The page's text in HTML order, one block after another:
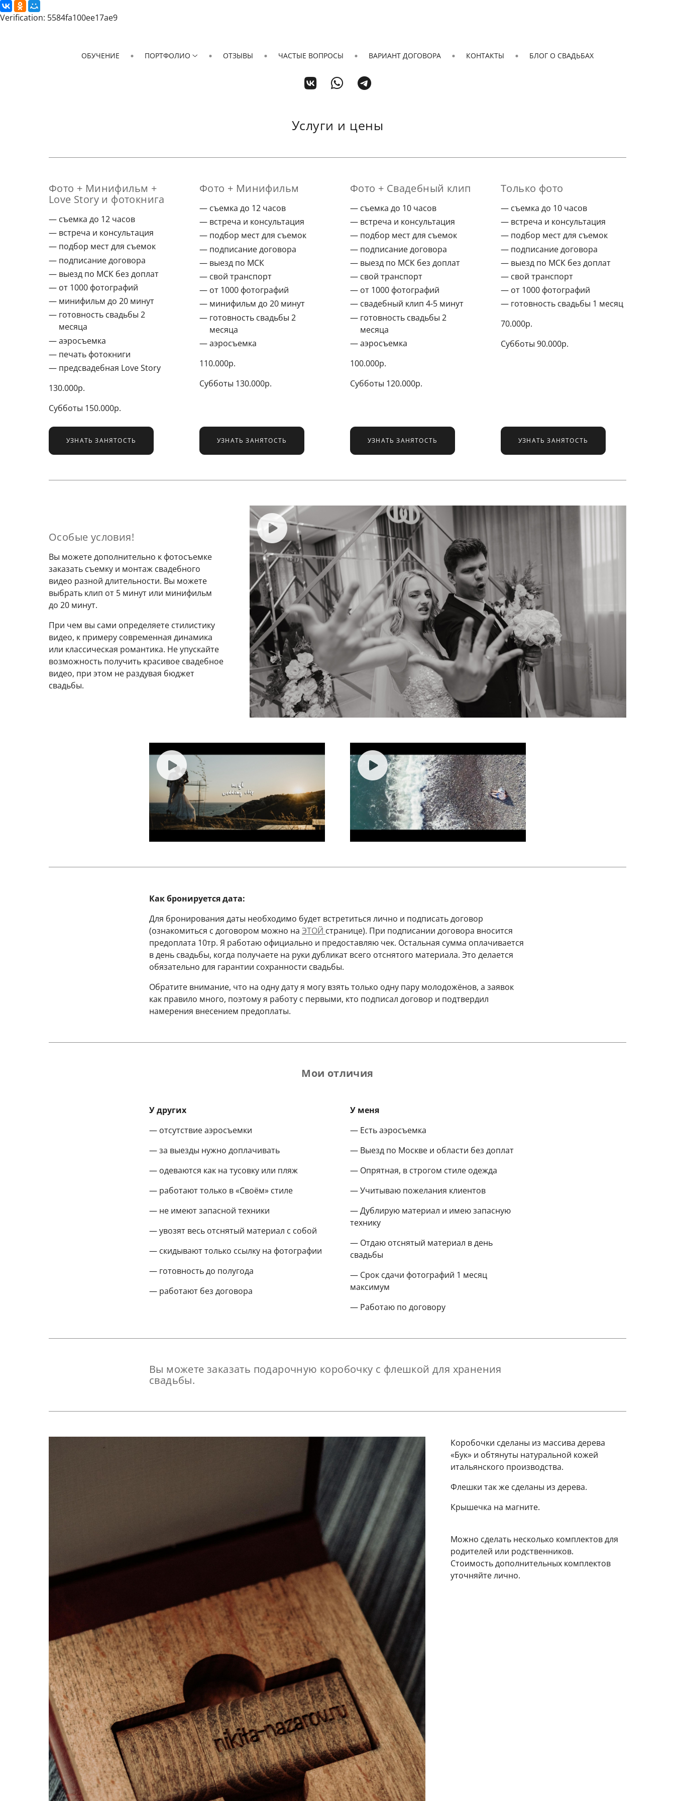
Verification: 5584fa100ee17ae9
ОБУЧЕНИЕ ПОРТФОЛИО ОТЗЫВЫ ЧАСТЫЕ ВОПРОСЫ ВАРИАНТ ДОГОВОРА КОНТАКТЫ БЛОГ О СВАДЬБАХ
Услуги и цены
Фото + Минифильм +
Love Story и фотокнига
съемка до 12 часов
встреча и консультация
подбор мест для съемок
подписание договора
выезд по МСК без доплат
от 1000 фотографий
минифильм до 20 минут
готовность свадьбы 2
месяца
аэросъемка
печать фотокниги
предсвадебная Love Story
130.000р.
Субботы 150.000р.
УЗНАТЬ ЗАНЯТОСТЬ
Фото + Минифильм
съемка до 12 часов
встреча и консультация
подбор мест для съемок
подписание договора
выезд по МСК
свой транспорт
от 1000 фотографий
минифильм до 20 минут
готовность свадьбы 2
месяца
аэросъемка
110.000р.
Субботы 130.000р.
УЗНАТЬ ЗАНЯТОСТЬ
Фото + Свадебный клип
съемка до 10 часов
встреча и консультация
подбор мест для съемок
подписание договора
выезд по МСК без доплат
свой транспорт
от 1000 фотографий
свадебный клип 4-5 минут
готовность свадьбы 2
месяца
аэросъемка
100.000р.
Субботы 120.000р.
УЗНАТЬ ЗАНЯТОСТЬ
Только фото
съемка до 10 часов
встреча и консультация
подбор мест для съемок
подписание договора
выезд по МСК без доплат
свой транспорт
от 1000 фотографий
готовность свадьбы 1 месяц
70.000р.
Субботы 90.000р.
УЗНАТЬ ЗАНЯТОСТЬ
Особые условия!
Вы можете дополнительно к фотосъемке
заказать съемку и монтаж свадебного
видео разной длительности. Вы можете
выбрать клип от 5 минут или минифильм
до 20 минут.
При чем вы сами определяете стилистику
видео, к примеру современная динамика
или классическая романтика. Не упускайте
возможность получить красивое свадебное
видео, при этом не раздувая бюджет
свадьбы.
Как бронируется дата:
Для бронирования даты необходимо будет встретиться лично и подписать договор
(ознакомиться с договором можно на ЭТОЙ странице). При подписании договора вносится
предоплата 10тр. Я работаю официально и предоставляю чек. Остальная сумма оплачивается
в день свадьбы, когда получаете на руки дубликат всего отснятого материала. Это делается
обязательно для гарантии сохранности свадьбы.
Обратите внимание, что на одну дату я могу взять только одну пару молодожёнов, а заявок
как правило много, поэтому я работу с первыми, кто подписал договор и подтвердил
намерения внесением предоплаты.
Мои отличия
У других
— отсутствие аэросъемки
— за выезды нужно доплачивать
— одеваются как на тусовку или пляж
— работают только в «Своём» стиле
— не имеют запасной техники
— увозят весь отснятый материал с собой
— скидывают только ссылку на фотографии
— готовность до полугода
— работают без договора
У меня
— Есть аэросъемка
— Выезд по Москве и области без доплат
— Опрятная, в строгом стиле одежда
— Учитываю пожелания клиентов
— Дублирую материал и имею запасную
технику
— Отдаю отснятый материал в день
свадьбы
— Срок сдачи фотографий 1 месяц
максимум
— Работаю по договору
Вы можете заказать подарочную коробочку с флешкой для хранения
свадьбы.
Коробочки сделаны из массива дерева
«Бук» и обтянуты натуральной кожей
итальянского производства.
Флешки так же сделаны из дерева.
Крышечка на магните.
Можно сделать несколько комплектов для
родителей или родственников.
Стоимость дополнительных комплектов
уточняйте лично.